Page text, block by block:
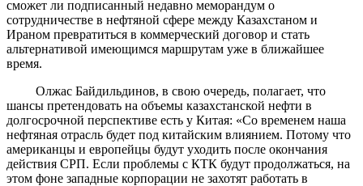
сможет ли подписанный недавно меморандум о
сотрудничестве в нефтяной сфере между Казахстаном и
Ираном превратиться в коммерческий договор и стать
альтернативой имеющимся маршрутам уже в ближайшее
время.
Олжас Байдильдинов, в свою очередь, полагает, что
шансы претендовать на объемы казахстанской нефти в
долгосрочной перспективе есть у Китая: «Со временем наша
нефтяная отрасль будет под китайским влиянием. Потому что
американцы и европейцы будут уходить после окончания
действия СРП. Если проблемы с КТК будут продолжаться, на
этом фоне западные корпорации не захотят работать в